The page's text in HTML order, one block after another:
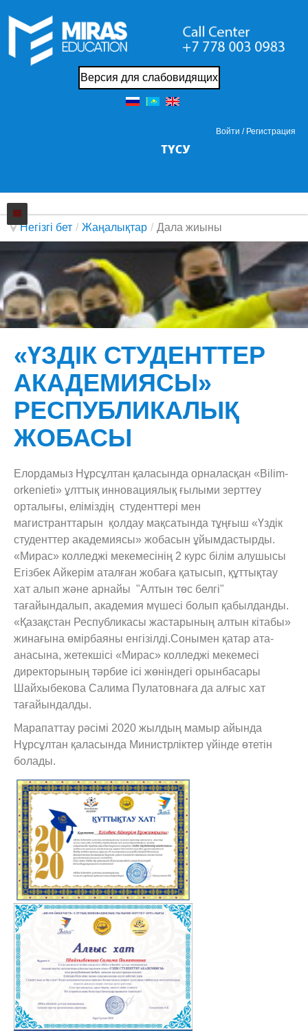
Версия для слабовидящих
Войти / Регистрация
Жаңалықтар
Біз жайында
Колледж тарихы
Лицензиялар
Инфрақұрылым
Түлектер жетістіктерінің тарихы
Құжаттама
Бонус бағдарламалар
Стратегиялық даму
Құрылым
Біздің басшылық
Әдістемелік кабинеті
Тәжірибе және жұмысқа орналастыру бөлімі
Оқу-тәрбие жұмысы бөлімі
Дәрігердің парақшасы
Психолог парағы
Бөлімшелер
Студенттерге қызмет көрсету орталығы
Әкімшілік басқару персоналы
Қабылдау комиссиясы
Студенттік парламент
Студентке
Студенттік өмір
Ойын-сауық
Туризм
Дипломдарды тапсыру
Студенттер
Семинарлар
Біздің клубтар
Студенттерге жолсілтеме
Модульдік білім беру бағдарламалары
Сабақ кестесі
Колледж білім алушысының ішкі тәртіп ережесі
Оқу құны
Жеңілдіктер
Фотогалереясы
WorldSkills
Қатысушы студенттер
Кері Байланыс
Директордың блогы
On-Line шағым
Байланыстар
Мемлекеттік қызметтер
Вакансии на бюджетные места
Мемлекеттік аттестация
Өзін-өзі бағалау
Өзін-өзі бағалау есебінің қосымшалары
Респонденттер сауалнамасы
Бағалау парағы
Колледж бейне шолуы
Қайта аттестаттау материалдары
Негізгі бет / Жаңалықтар / Дала жиыны
«ҮЗДІК СТУДЕНТТЕР
АКАДЕМИЯСЫ»
РЕСПУБЛИКАЛЫҚ
ЖОБАСЫ
Елордамыз Нұрсұлтан қаласында орналасқан «Bilim-
orkenieti» ұлттық инновациялық ғылыми зерттеу
орталығы, еліміздің студенттері мен
магистранттарын қолдау мақсатында тұңғыш «Үздік
студенттер академиясы» жобасын ұйымдастырды.
«Мирас» колледжі мекемесінің 2 курс білім алушысы
Егізбек Айкерім аталған жобаға қатысып, құттықтау
хат алып және арнайы "Алтын төс белгі"
тағайындалып, академия мүшесі болып қабылданды.
«Қазақстан Республикасы жастарының алтын кітабы»
жинағына өмірбаяны енгізілді.Сонымен қатар ата-
анасына, жетекшісі «Мирас» колледжі мекемесі
директорының тәрбие ісі жөніндегі орынбасары
Шайхыбекова Салима Пулатовнаға да алғыс хат
тағайындалды.
Марапаттау рәсімі 2020 жылдың мамыр айында
Нұрсұлтан қаласында Министрліктер үйінде өтетін
болады.